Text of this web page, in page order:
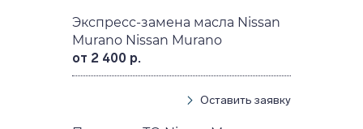
Экспресс-замена масла Nissan
Murano Nissan Murano
от 2 400 р.
Оставить заявку